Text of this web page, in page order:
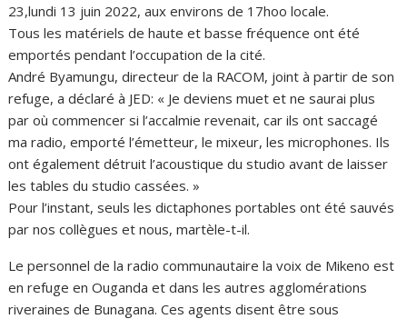
23,lundi 13 juin 2022, aux environs de 17hoo locale.
Tous les matériels de haute et basse fréquence ont été
emportés pendant l’occupation de la cité.
André Byamungu, directeur de la RACOM, joint à partir de son
refuge, a déclaré à JED: « Je deviens muet et ne saurai plus
par où commencer si l’accalmie revenait, car ils ont saccagé
ma radio, emporté l’émetteur, le mixeur, les microphones. Ils
ont également détruit l’acoustique du studio avant de laisser
les tables du studio cassées. »
Pour l’instant, seuls les dictaphones portables ont été sauvés
par nos collègues et nous, martèle-t-il.
Le personnel de la radio communautaire la voix de Mikeno est
en refuge en Ouganda et dans les autres agglomérations
riveraines de Bunagana. Ces agents disent être sous